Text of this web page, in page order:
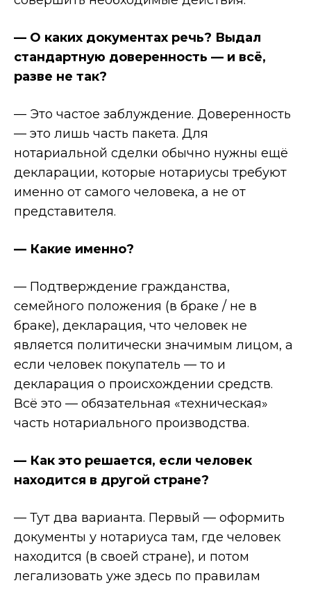
— О каких документах речь? Выдал
стандартную доверенность — и всё,
разве не так?
— Это частое заблуждение. Доверенность
— это лишь часть пакета. Для
нотариальной сделки обычно нужны ещё
декларации, которые нотариусы требуют
именно от самого человека, а не от
представителя.
— Какие именно?
— Подтверждение гражданства,
семейного положения (в браке / не в
браке), декларация, что человек не
является политически значимым лицом, а
если человек покупатель — то и
декларация о происхождении средств.
Всё это — обязательная «техническая»
часть нотариального производства.
— Как это решается, если человек
находится в другой стране?
— Тут два варианта. Первый — оформить
документы у нотариуса там, где человек
находится (в своей стране), и потом
легализовать уже здесь по правилам